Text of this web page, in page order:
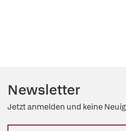
Newsletter
Jetzt anmelden und keine